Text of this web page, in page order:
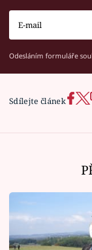
Odesláním formuláře
Sdílejte článek